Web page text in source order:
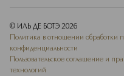
© ИЛЬ ДЕ БОТЭ 2026
Политика в отношении обработки
конфиденциальности
Пользовательское соглашение и
технологий